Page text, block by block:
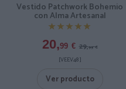
Vestido Patchwork Bohemio
con Alma Artesanal
★★★★★
★★★★★
20,99 € 29,99 €
[VEEV48 ]
Ver producto